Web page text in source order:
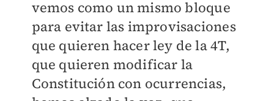
vemos como un mismo bloque
para evitar las improvisaciones
que quieren hacer ley de la 4T,
que quieren modificar la
Constitución con ocurrencias,